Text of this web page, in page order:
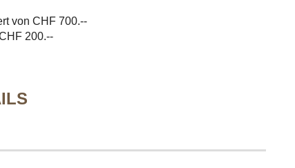
von CHF 700.--
200.--